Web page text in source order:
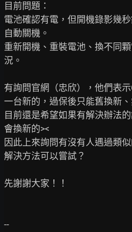
目前問題：
電池確認有電，但開機錄影幾
自動關機。
重新開機、重裝電池、換不同
況。
有詢問官網（忠欣），他們表
一台新的，過保後只能舊換新、
目前還是希望如果有解決辦法
會換新的><
因此上來詢問有沒有人遇過類
解決方法可以嘗試？
先謝謝大家！！
--